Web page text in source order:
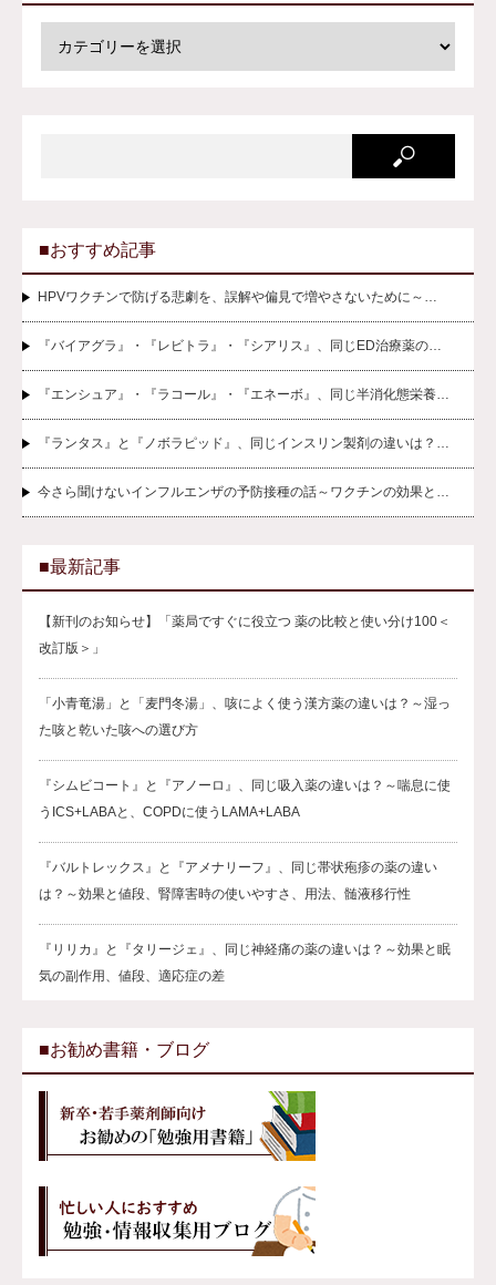
■おすすめ記事
HPVワクチンで防げる悲劇を、誤解や偏見で増やさないために～…
『バイアグラ』・『レビトラ』・『シアリス』、同じED治療薬の…
『エンシュア』・『ラコール』・『エネーボ』、同じ半消化態栄養…
『ランタス』と『ノボラピッド』、同じインスリン製剤の違いは？…
今さら聞けないインフルエンザの予防接種の話～ワクチンの効果と…
■最新記事
【新刊のお知らせ】「薬局ですぐに役立つ 薬の比較と使い分け100＜
改訂版＞」
「小青竜湯」と「麦門冬湯」、咳によく使う漢方薬の違いは？～湿っ
た咳と乾いた咳への選び方
『シムビコート』と『アノーロ』、同じ吸入薬の違いは？～喘息に使
うICS+LABAと、COPDに使うLAMA+LABA
『バルトレックス』と『アメナリーフ』、同じ帯状疱疹の薬の違い
は？～効果と値段、腎障害時の使いやすさ、用法、髄液移行性
『リリカ』と『タリージェ』、同じ神経痛の薬の違いは？～効果と眠
気の副作用、値段、適応症の差
■お勧め書籍・ブログ